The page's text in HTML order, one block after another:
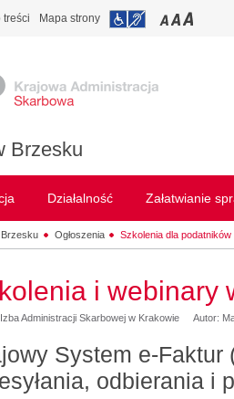
treści Mapa strony
Brzesku
Działalność Załatwianie
Ogłoszenia Szkolenia dla podatników
i webinary
Izba Administracji Skarbowej w Krakowie Autor:
System e-Faktur
odbierania i